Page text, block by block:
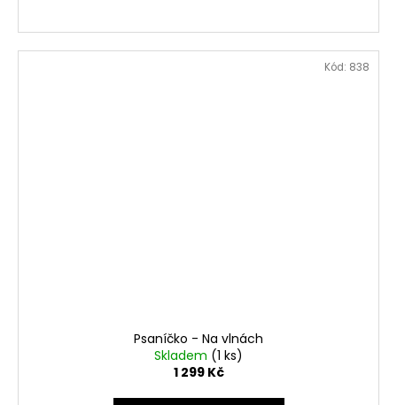
Psaníčko - Na vlnách
Skladem (1 ks)
1 299 Kč
Kód: 838